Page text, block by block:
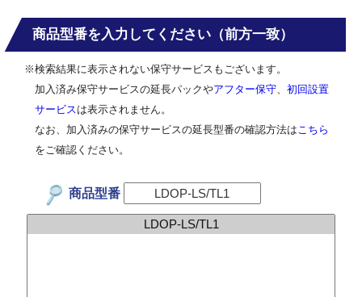
商品型番を入力してください（前方一致）
※検索結果に表示されない保守サービスもございます。
加入済み保守サービスの延長パックやアフター保守
初回設置
サービス は表示されません。
なお、加入済みの保守サービスの延長型番の確認方法は こちら
をご確認ください。
商品型番